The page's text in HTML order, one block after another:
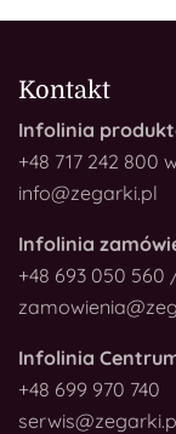
Kontakt
Infolinia
+48 717 242 800
info@zegarki.pl
Infolinia
+48 693 050 560
Infolinia
+48 699 970 740